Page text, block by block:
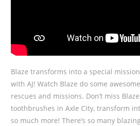
Blaze transforms into a special
with AJ! Watch Blaze do some
rescues and missions. Don’t miss
toothbrushes in Axle City, transform
so much more! There’s so many